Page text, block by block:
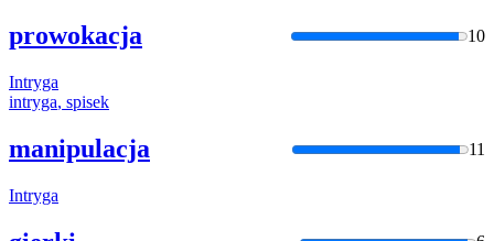
prowokacja 10
Intryga
intryga, spisek
manipulacja 11
Intryga